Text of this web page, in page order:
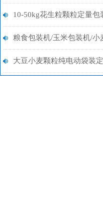
单操作
包装机厂家批发
10-50kg花生粒颗粒定量包
机设备
粮食包装机/玉米包装机/小
包装机厂家
大豆小麦颗粒纯电动袋装